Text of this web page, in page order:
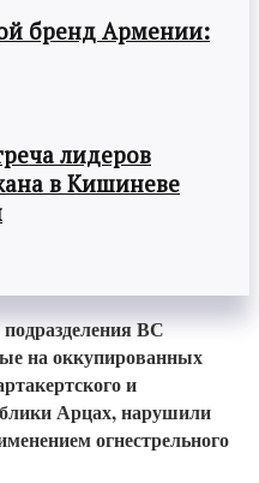
бренд Армении:
лидеров
в Кишиневе
ВС
на оккупированных
и
Арцах, нарушили
огнестрельного